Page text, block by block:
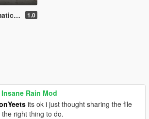
1.0
Insane Rain Mod
its ok i just thought sharing the file
right thing to do.